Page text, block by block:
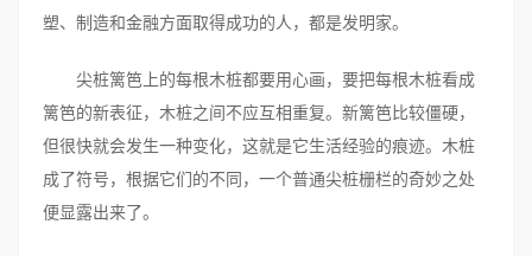
塑、制造和金融方面取得成功的人，都是发明家。
尖桩篱笆上的每根木桩都要用心画，要把每根木桩看成
篱笆的新表征，木桩之间不应互相重复。新篱笆比较僵硬，
但很快就会发生一种变化，这就是它生活经验的痕迹。木桩
成了符号，根据它们的不同，一个普通尖桩栅栏的奇妙之处
便显露出来了。